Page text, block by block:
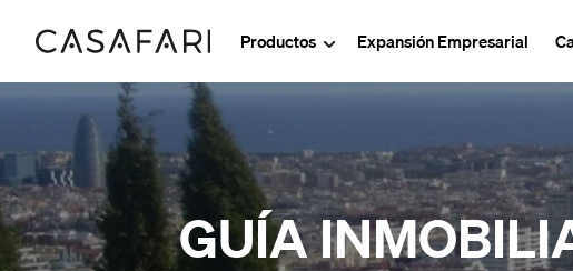
Productos Expansión Empresarial
GUÍA